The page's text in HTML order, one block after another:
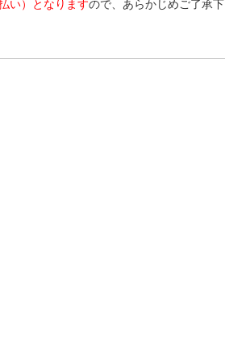
い）となりますので、あらかじめご了承下